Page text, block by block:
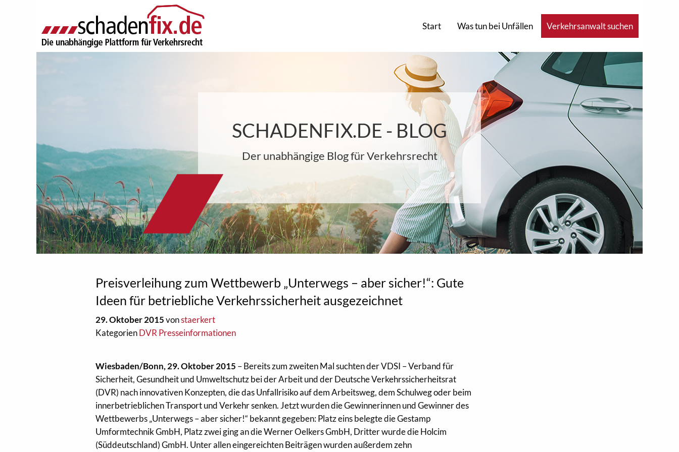
Start Was tun bei Unfällen Verkehrsanwalt suchen
SCHADENFIX.DE - BLOG
Der unabhängige Blog für Verkehrsrecht
Preisverleihung zum Wettbewerb „Unterwegs – aber sicher!“: Gute
Ideen für betriebliche Verkehrssicherheit ausgezeichnet
29. Oktober 2015vonstaerkert
KategorienDVR Presseinformationen
Wiesbaden/Bonn, 29. Oktober 2015 – Bereits zum zweiten Mal suchten der VDSI – Verband für
Sicherheit, Gesundheit und Umweltschutz bei der Arbeit und der Deutsche Verkehrssicherheitsrat
(DVR) nach innovativen Konzepten, die das Unfallrisiko auf dem Arbeitsweg, dem Schulweg oder beim
innerbetrieblichen Transport und Verkehr senken. Jetzt wurden die Gewinnerinnen und Gewinner des
Wettbewerbs „Unterwegs – aber sicher!“ bekannt gegeben: Platz eins belegte die Gestamp
Umformtechnik GmbH, Platz zwei ging an die Werner Oelkers GmbH, Dritter wurde die Holcim
(Süddeutschland) GmbH. Unter allen eingereichten Beiträgen wurden außerdem zehn